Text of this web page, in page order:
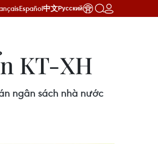
Español中文Русский
KT-XH
ngân sách nhà nước